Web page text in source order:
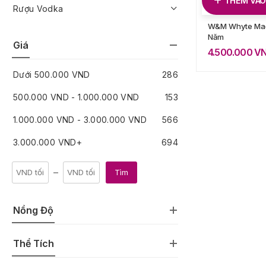
Rượu Vodka
Giá
Dưới 500.000 VND 286
500.000 VND - 1.000.000VND 153
1.000.000 VND - 3.000.000VND 566
3.000.000 VND+ 694
Tìm
Nồng Độ
Thể Tích
W&M Whyte
Năm
4.500.000